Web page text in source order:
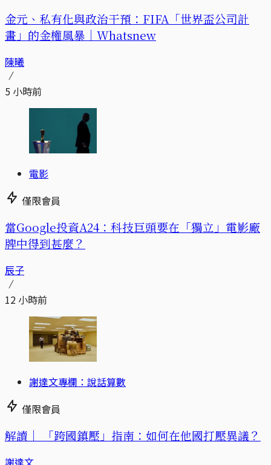
金元、私有化與政治干預：FIFA「世界盃公司計
畫」的金權風暴｜Whatsnew
陳曦
5 小時前
電影
僅限會員
當Google投資A24：科技巨頭要在「獨立」電影廠
牌中得到甚麼？
辰子
12 小時前
謝達文專欄：說話算數
僅限會員
解讀｜ 「跨國鎮壓」指南：如何在他國打壓異議？
謝達文